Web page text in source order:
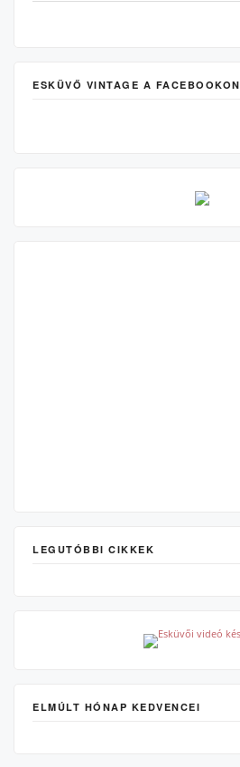
ESKÜVŐ VINTAGE A FACEBOOKON
LEGUTÓBBI CIKKEK
ELMÚLT HÓNAP KEDVENCEI